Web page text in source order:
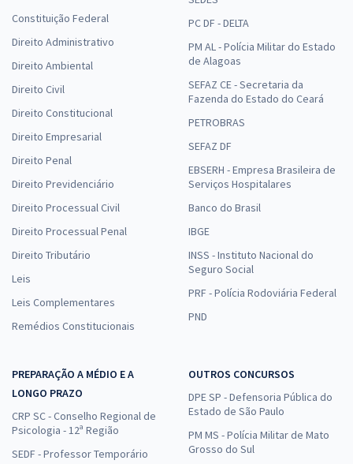
Constituição Federal
Direito Administrativo
Direito Ambiental
Direito Civil
Direito Constitucional
Direito Empresarial
Direito Penal
Direito Previdenciário
Direito Processual Civil
Direito Processual Penal
Direito Tributário
Leis
Leis Complementares
Remédios Constitucionais
PC DF - DELTA
PM AL - Polícia Militar do Estado
de Alagoas
SEFAZ CE - Secretaria da
Fazenda do Estado do Ceará
PETROBRAS
SEFAZ DF
EBSERH - Empresa Brasileira de
Serviços Hospitalares
Banco do Brasil
IBGE
INSS - Instituto Nacional do
Seguro Social
PRF - Polícia Rodoviária Federal
PND
PREPARAÇÃO A MÉDIO E A
LONGO PRAZO
CRP SC - Conselho Regional de
Psicologia - 12ª Região
SEDF - Professor Temporário
OUTROS CONCURSOS
DPE SP - Defensoria Pública do
Estado de São Paulo
PM MS - Polícia Militar de Mato
Grosso do Sul